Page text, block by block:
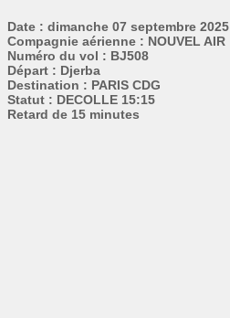
Date : dimanche 07 septembre 2025
Compagnie aérienne : NOUVEL AIR
Numéro du vol : BJ508
Départ : Djerba
Destination : PARIS CDG
Statut : DECOLLE 15:15
Retard de 15 minutes